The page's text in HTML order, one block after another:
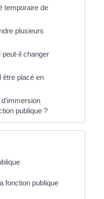
temporaire de
plusieurs
peut-il changer
être placé en
d'immersion
publique ?
fonction publique